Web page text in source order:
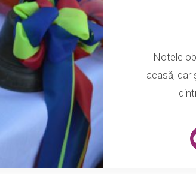
Notele
acasă, dar